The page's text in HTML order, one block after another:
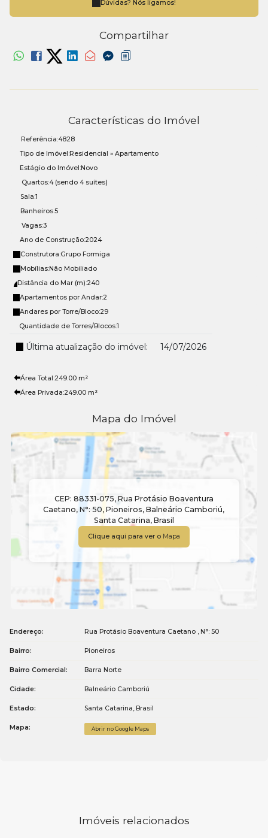
Dúvidas? Nós ligamos!
Compartilhar
Características do Imóvel
Referência:4828
Tipo de Imóvel:Residencial » Apartamento
Estágio do Imóvel:Novo
Quartos:4 (sendo 4 suítes)
Sala:1
Banheiros:5
Vagas:3
Ano de Construção:2024
Construtora:Grupo Formiga
Mobílias:Não Mobiliado
Distância do Mar (m):240
Apartamentos por Andar:2
Andares por Torre/Bloco:29
Quantidade de Torres/Blocos:1
Última atualização do imóvel: 14/07/2026
Área Total:249.00 m²
Área Privada:249.00 m²
Mapa do Imóvel
CEP: 88331-075, Rua Protásio Boaventura
Caetano,N°: 50,Pioneiros,Balneário Camboriú,
Santa Catarina, Brasil
Clique aqui para ver o Mapa
Endereço: Rua Protásio Boaventura Caetano , N°: 50
Bairro: Pioneiros
Bairro Comercial: Barra Norte
Cidade: Balneário Camboriú
Estado: Santa Catarina, Brasil
Mapa: Abrir no Google Maps
Imóveis relacionados